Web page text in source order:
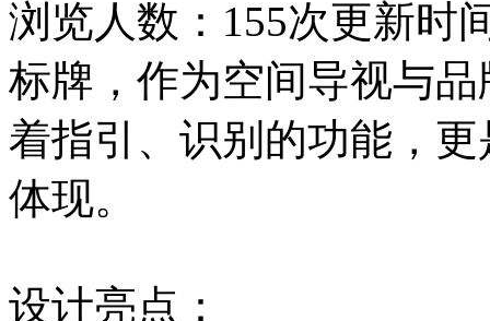
浏览人数： 155次更新时
标牌，作为空间导视与
着指引、识别的功能，
体现。
设计亮点：